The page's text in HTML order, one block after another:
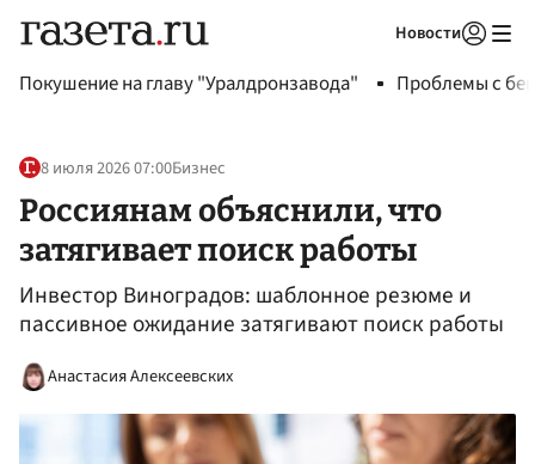
Новости
Покушение на главу "Уралдронзавода" Проблемы с
8 июля 2026 07:00Бизнес
Россиянам объяснили, что
затягивает поиск работы
Инвестор Виноградов: шаблонное резюме и
пассивное ожидание затягивают поиск работы
Анастасия Алексеевских